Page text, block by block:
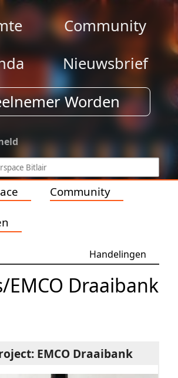
Community
Nieuwsbrief
Worden
Community
Handelingen
EMCO Draaibank
EMCO Draaibank